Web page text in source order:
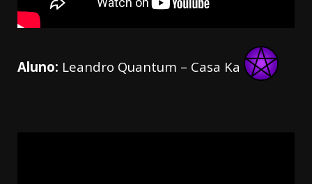
Aluno: Leandro Quantum – Casa Ka